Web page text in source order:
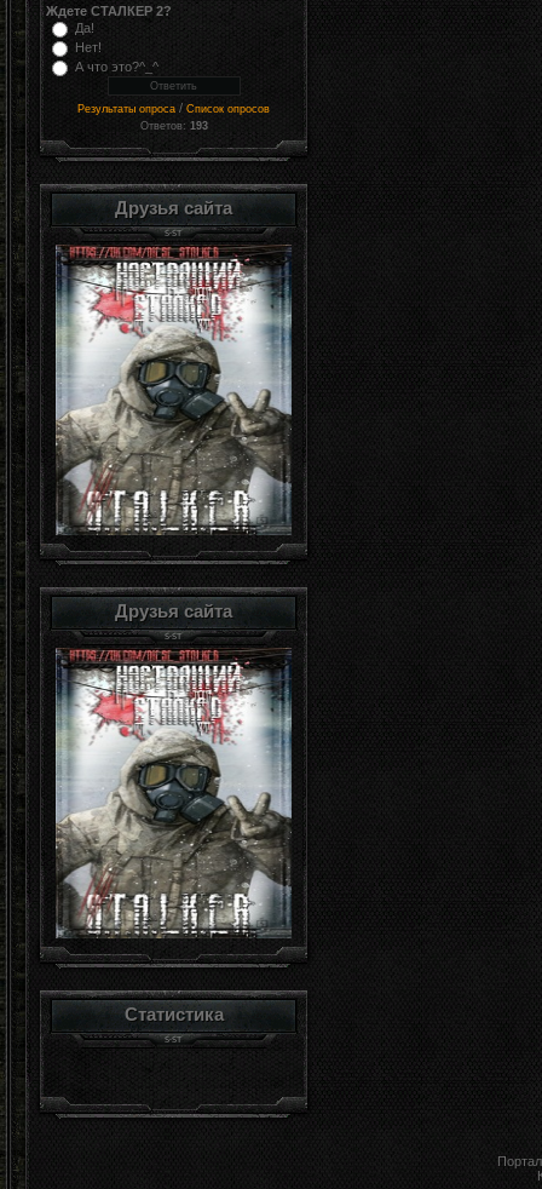
Ждете СТАЛКЕР 2?
Да!
Нет!
А что это?^_^
Результаты опроса / Список опросов
Ответов: 193
Друзья сайта
Друзья сайта
Статистика